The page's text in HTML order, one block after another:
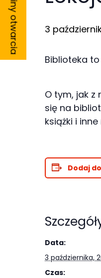
3
Biblioteka
O tym, jak z
się na
książki i
Dodaj
Data:
3 października,
Czas:
Te pliki cookie
opcjonalne. Są
funkcjonowania
Statystyka
Abyśmy mogli
poprawić
funkcjonalność